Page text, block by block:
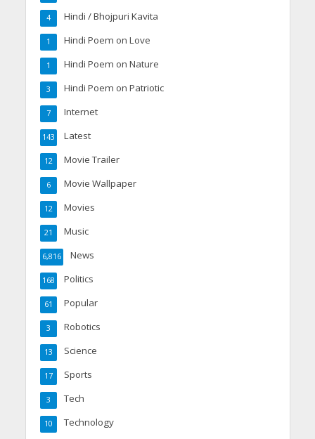
Hindi / Bhojpuri Kavita
4
Hindi Poem on Love
1
Hindi Poem on Nature
1
Hindi Poem on Patriotic
3
Internet
7
Latest
143
Movie Trailer
12
Movie Wallpaper
6
Movies
12
Music
21
News
6,816
Politics
168
Popular
61
Robotics
3
Science
13
Sports
17
Tech
3
Technology
10